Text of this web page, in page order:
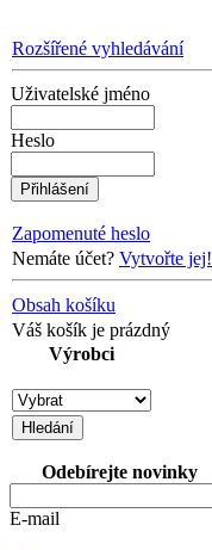
Rozšířené vyhledávání
Uživatelské jméno
Heslo
Zapomenuté heslo
Nemáte účet? Vytvořte jej!
Obsah košíku
Váš košík je prázdný
Výrobci
Odebírejte novinky
E-mail